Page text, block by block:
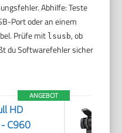
Abhilfe: Teste
Port oder an einem
Prüfe mit lsusb, ob
du Softwarefehler sicher
ANGEBOT
HD
C960